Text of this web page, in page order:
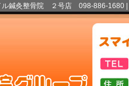
鍼灸整骨院 ２号店 098-886-1680 |